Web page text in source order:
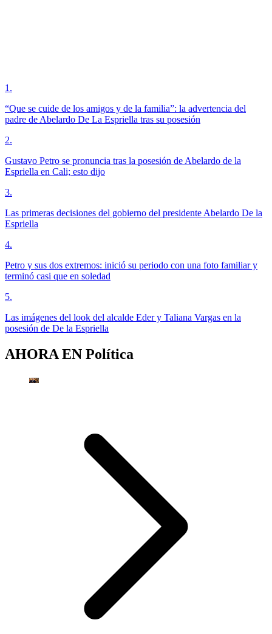
1 .
“Que se cuide de los amigos y de la familia”: la advertencia del
padre de Abelardo De La Espriella tras su posesión
2.
Gustavo Petro se pronuncia tras la posesión de Abelardo de la
Espriella en Cali; esto dijo
3.
Las primeras decisiones del gobierno del presidente Abelardo De la
Espriella
4.
Petro y sus dos extremos: inició su periodo con una foto familiar y
terminó casi que en soledad
5.
Las imágenes del look del alcalde Eder y Taliana Vargas en la
posesión de De la Espriella
AHORA EN Política